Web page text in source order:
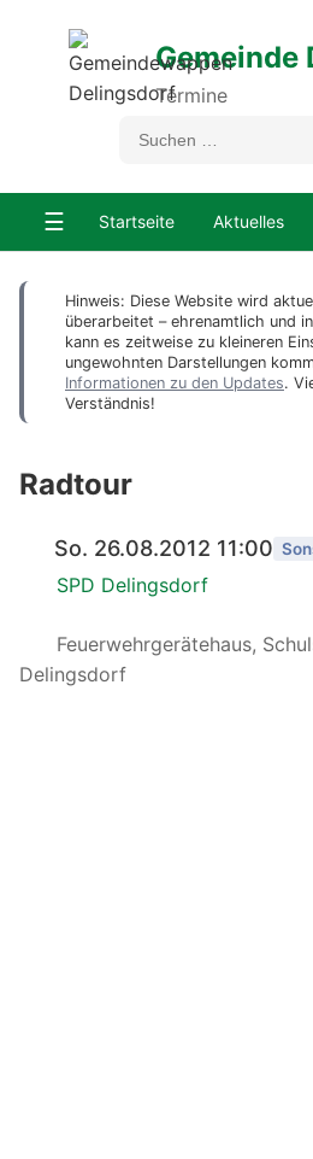
Gemeinde
Termine
☰ Startseite Aktuelles
Hinweis: Diese Website wird
überarbeitet – ehrenamtlich und
kann es zeitweise zu kleineren
ungewohnten Darstellungen
Informationen zu den Updates.
Verständnis!
Radtour
So. 26.08.2012 11:00
SPD Delingsdorf
Feuerwehrgerätehaus,
Delingsdorf